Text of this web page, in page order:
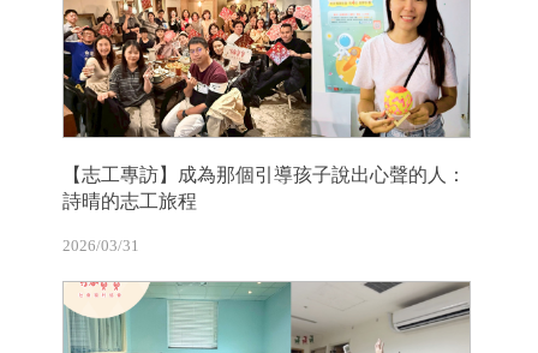
【志工專訪】成為那個引導孩子說出心聲的人：
詩晴的志工旅程
2026/03/31